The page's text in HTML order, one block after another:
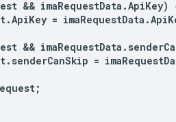
&& imaRequestData.ApiKey)
=
&&
=